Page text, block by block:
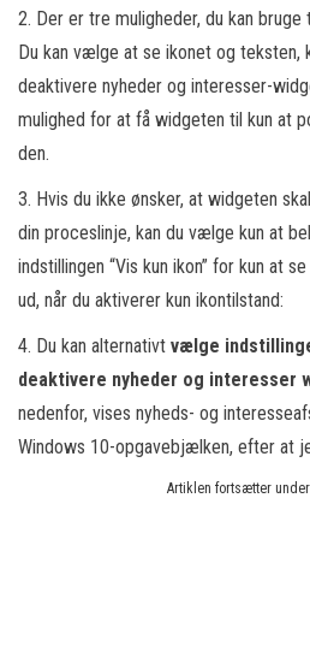
2. Der er tre muligheder, du kan
Du kan vælge at se ikonet og teksten,
deaktivere nyheder og interesser-
mulighed for at få widgeten til kun at
den.
3. Hvis du ikke ønsker, at widgeten
din proceslinje, kan du vælge kun at
indstillingen “Vis kun ikon” for kun at
ud, når du aktiverer kun ikontilstand:
4. Du kan alternativt vælge
deaktivere nyheder og interesser
nedenfor, vises nyheds- og
Windows 10-opgavebjælken, efter at
Artiklen fortsætter